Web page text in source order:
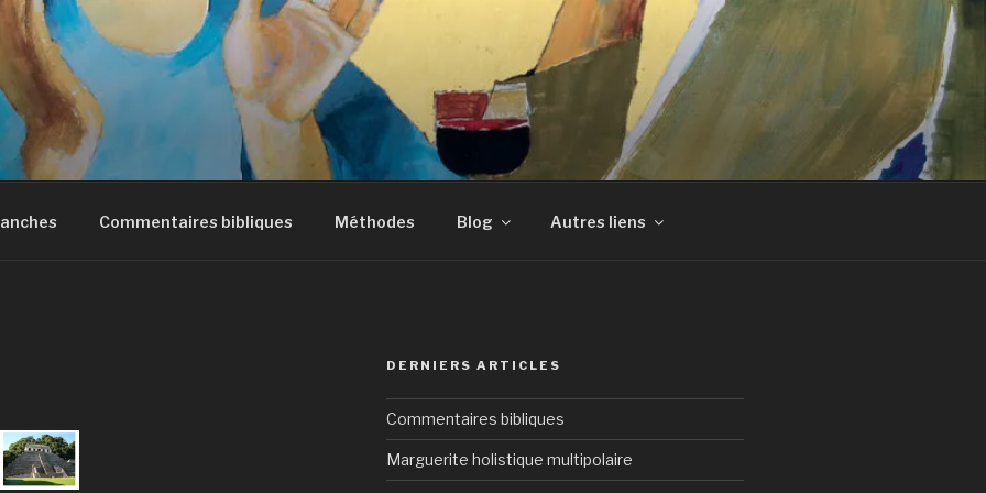
Commentaires bibliques Méthodes Blog Autres liens
DERNIERS ARTICLES
Commentaires bibliques
Marguerite holistique multipolaire